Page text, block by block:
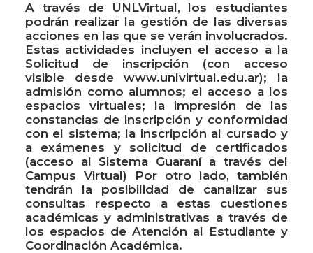
A través de UNLVirtual, los estudiantes
podrán realizar la gestión de las diversas
acciones en las que se verán involucrados.
Estas actividades incluyen el acceso a la
Solicitud de inscripción (con acceso
visible desde www.unlvirtual.edu.ar); la
admisión como alumnos; el acceso a los
espacios virtuales; la impresión de las
constancias de inscripción y conformidad
con el sistema; la inscripción al cursado y
a exámenes y solicitud de certificados
(acceso al Sistema Guaraní a través del
Campus Virtual) Por otro lado, también
tendrán la posibilidad de canalizar sus
consultas respecto a estas cuestiones
académicas y administrativas a través de
los espacios de Atención al Estudiante y
Coordinación Académica.